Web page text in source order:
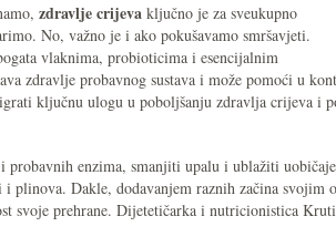
zdravlje crijeva ključno je za sveukupno
No, važno je i ako pokušavamo smršavjeti.
vlaknima, probioticima i esencijalnim
zdravlje probavnog sustava i može pomoći u
ključnu ulogu u poboljšanju zdravlja crijeva i
enzima, smanjiti upalu i ublažiti
i plinova. Dakle, dodavanjem raznih začina svojim
svoje prehrane. Dijetetičarka i nutricionistica